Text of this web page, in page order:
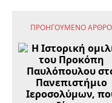
ΠΡΟΗΓΟΎΜΕΝΟ ΆΡΘΡΟ